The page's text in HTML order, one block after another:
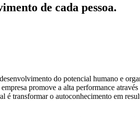
de cada pessoa.
do potencial humano e
promove a alta performance através
é transformar o autoconhecimento em